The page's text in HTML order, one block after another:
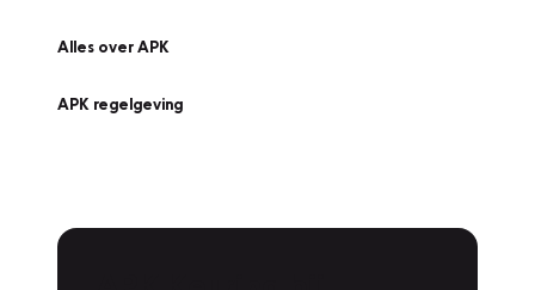
Alles over APK
APK regelgeving